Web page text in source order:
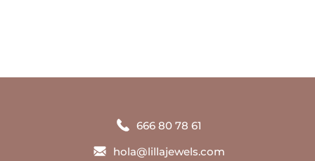
666 80 78 61
hola@lillajewels.com